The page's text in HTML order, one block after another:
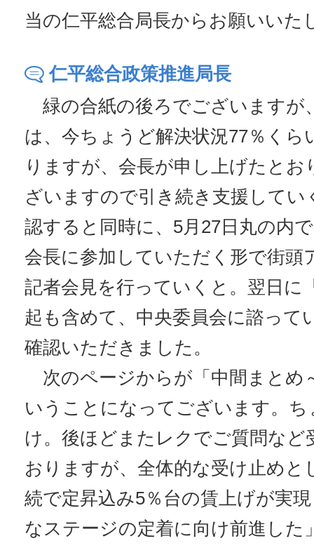
当の仁平総合局長からお願いいた
仁平総合政策推進局長
緑の合紙の後ろでございますが
は、今ちょうど解決状況77％くら
りますが、会長が申し上げたとお
ざいますので引き続き支援してい
認すると同時に、5月27日丸の内
会長に参加していただく形で街頭
記者会見を行っていくと。翌日に
起も含めて、中央委員会に諮って
確認いただきました。
次のページからが「中間まとめ
いうことになってございます。
け。後ほどまたレクでご質問など
おりますが、全体的な受け止めと
続で定昇込み5％台の賃上げが実
なステージの定着に向け前進した